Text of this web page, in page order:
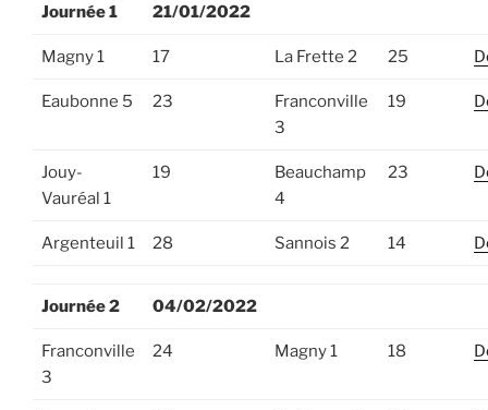
Journée 1 21/01/2022
Magny 1 17 La Frette 2 25
Eaubonne 5 23
Franconville
3
19
Jouy-
Vauréal 1
19
Beauchamp
4
23
Argenteuil 1 28 Sannois 2 14
Journée 2 04/02/2022
Franconville
3
24 Magny 1 18